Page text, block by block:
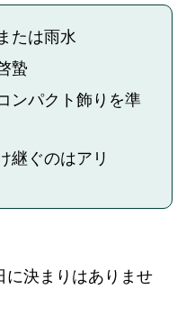
たは雨水
蟄
ンパクト飾りを準
継ぐのはアリ
に決まりはありませ